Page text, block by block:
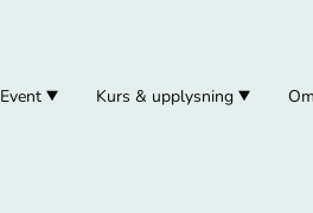
Event Kurs & upplysning Om